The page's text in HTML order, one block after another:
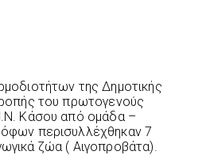
της Δημοτικής
του πρωτογενούς
Κάσου από ομάδα –
περισυλλέχθηκαν 7
ζώα ( Αιγοπροβάτα).